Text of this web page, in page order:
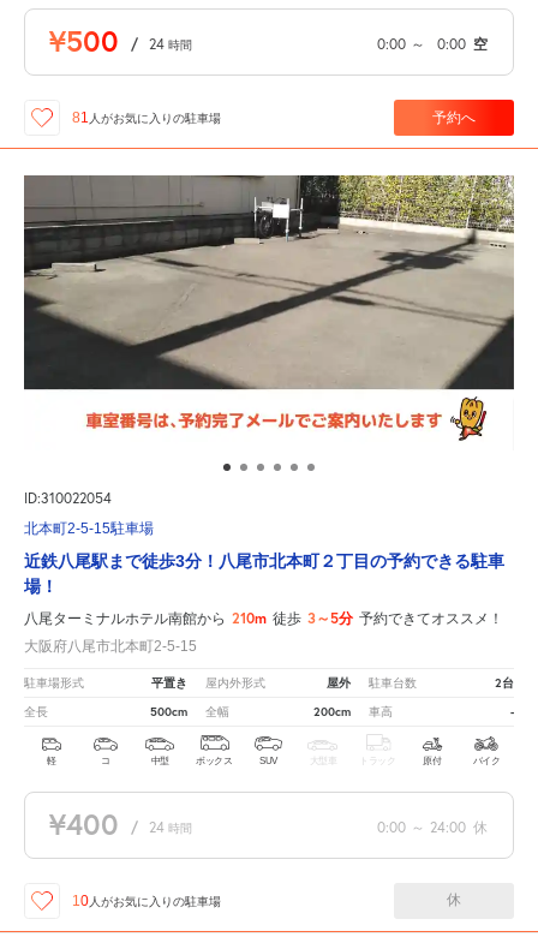
¥500 / 24 時間 0:00 ～ 0:00 空
81 人がお気に入りの駐車場 予約へ
ID:310022054
北本町2-5-15駐車場
近鉄八尾駅まで徒歩3分！八尾市北本町２丁目の予約できる駐車
場！
八尾ターミナルホテル南館から 210m 徒歩 3～5分 予約できてオススメ！
大阪府八尾市北本町2-5-15
駐車場形式 平置き 屋内外形式 屋外 駐車台数 2台
全長 500cm 全幅 200cm 車高 -
軽 コ 中型 ボックス SUV 大型車 トラック 原付 バイク
¥400 / 24 時間 0:00 ～ 24:00 休
10 人がお気に入りの駐車場 休